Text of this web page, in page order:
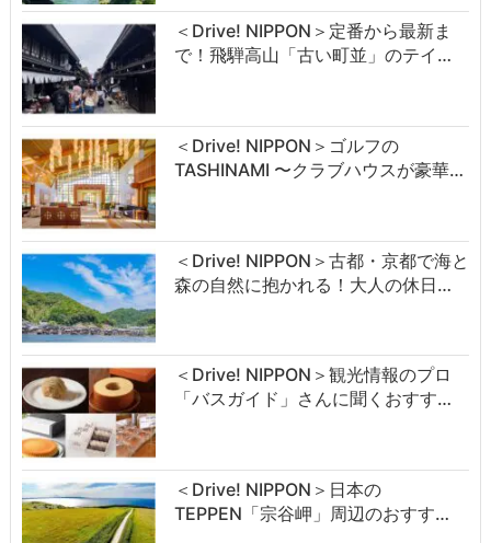
＜Drive! NIPPON＞定番から最新ま
で！飛騨高山「古い町並」のテイ…
＜Drive! NIPPON＞ゴルフの
TASHINAMI 〜クラブハウスが豪華…
＜Drive! NIPPON＞古都・京都で海と
森の自然に抱かれる！大人の休日…
＜Drive! NIPPON＞観光情報のプロ
「バスガイド」さんに聞くおすす…
＜Drive! NIPPON＞日本の
TEPPEN「宗谷岬」周辺のおすす…